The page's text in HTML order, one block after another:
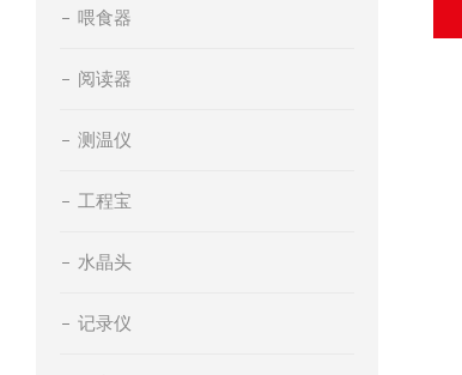
喂食器
阅读器
测温仪
工程宝
水晶头
记录仪